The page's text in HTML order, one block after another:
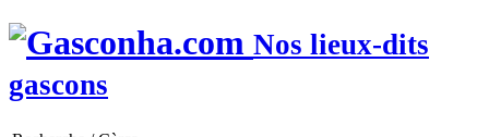
Nos lieux-dits
gascons